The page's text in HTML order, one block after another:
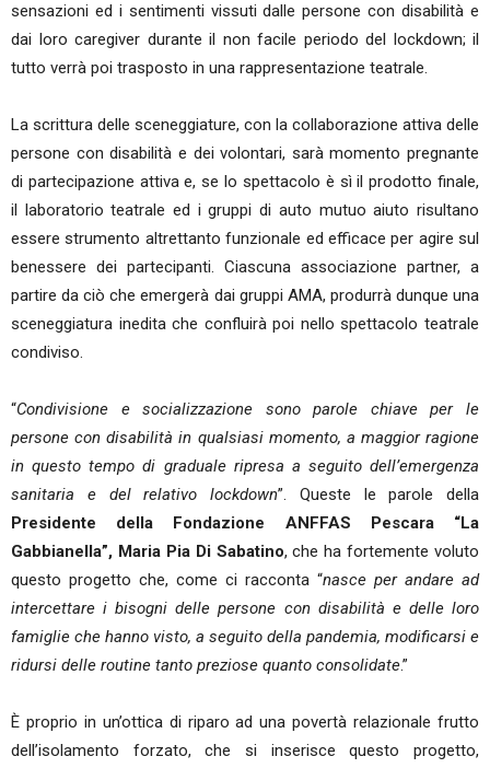
sensazioni ed i sentimenti vissuti dalle persone con disabilità e
dai loro caregiver durante il non facile periodo del lockdown; il
tutto verrà poi trasposto in una rappresentazione teatrale.
La scrittura delle sceneggiature, con la collaborazione attiva delle
persone con disabilità e dei volontari, sarà momento pregnante
di partecipazione attiva e, se lo spettacolo è sì il prodotto finale,
il laboratorio teatrale ed i gruppi di auto mutuo aiuto risultano
essere strumento altrettanto funzionale ed efficace per agire sul
benessere dei partecipanti. Ciascuna associazione partner, a
partire da ciò che emergerà dai gruppi AMA, produrrà dunque una
sceneggiatura inedita che confluirà poi nello spettacolo teatrale
condiviso.
“Condivisione e socializzazione sono parole chiave per le
persone con disabilità in qualsiasi momento, a maggior ragione
in questo tempo di graduale ripresa a seguito dell’emergenza
sanitaria e del relativo lockdown”. Queste le parole della
Presidente della Fondazione ANFFAS Pescara “La
Gabbianella”, Maria Pia Di Sabatino, che ha fortemente voluto
questo progetto che, come ci racconta “nasce per andare ad
intercettare i bisogni delle persone con disabilità e delle loro
famiglie che hanno visto, a seguito della pandemia, modificarsi e
ridursi delle routine tanto preziose quanto consolidate.”
È proprio in un’ottica di riparo ad una povertà relazionale frutto
dell’isolamento forzato, che si inserisce questo progetto,